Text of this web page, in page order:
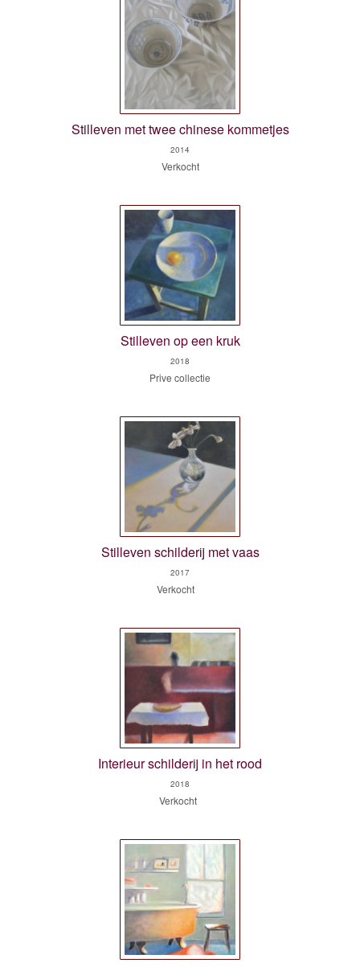
Stilleven met twee chinese kommetjes
2014
Verkocht
Stilleven op een kruk
2018
Prive collectie
Stilleven schilderij met vaas
2017
Verkocht
Interieur schilderij in het rood
2018
Verkocht